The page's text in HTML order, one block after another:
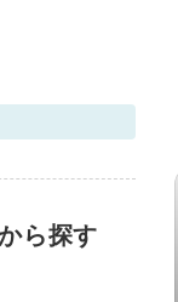
ら探す